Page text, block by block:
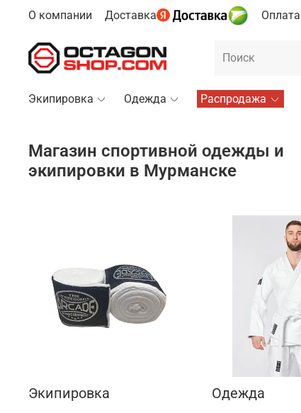
О компании Доставка Оплата
Экипировка Одежда Распродажа
Магазин спортивной одежды и
экипировки в Мурманске
Экипировка Одежда